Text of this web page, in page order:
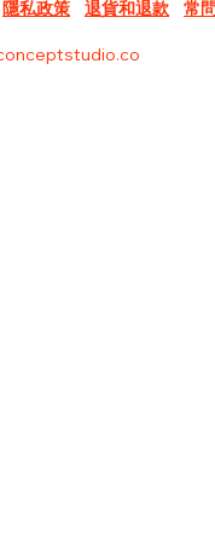
隱私政策 退貨和退款 常